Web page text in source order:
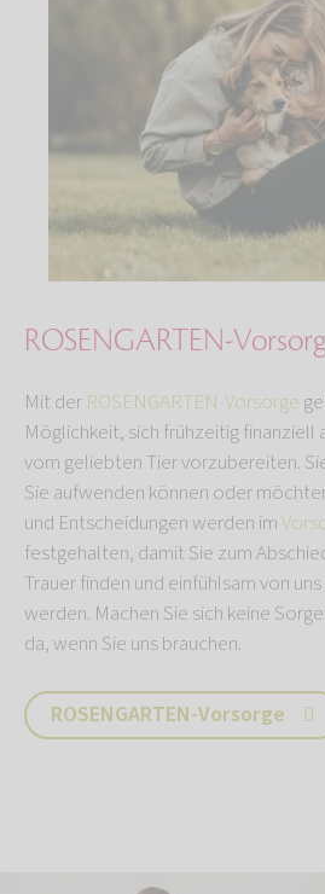
ROSENGARTEN-
Mit der ROSENGARTEN-Vorsorge
Möglichkeit, sich frühzeitig finanziell
vom geliebten Tier vorzubereiten.
Sie aufwenden können oder
und Entscheidungen werden im
festgehalten, damit Sie zum
Trauer finden und einfühlsam von
werden. Machen Sie sich keine
da, wenn Sie uns brauchen.
ROSENGARTEN-Vorsorge